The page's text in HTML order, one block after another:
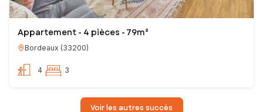
Appartement - 4 pièces - 79m²
Bordeaux (33200)
4 3
Voir les autres succès